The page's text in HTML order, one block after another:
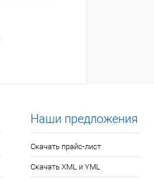
Наши предложения
Скачать прайс-лист
Скачать XML и YML